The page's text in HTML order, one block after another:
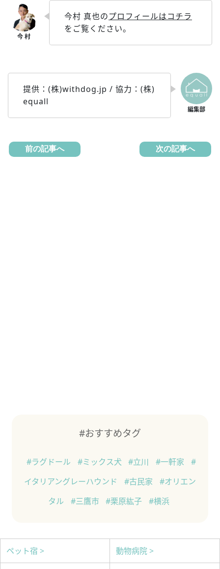
今村 真也のプロフィールはコチラ
をご覧ください。
提供：(株)withdog.jp / 協力：(株)
equall
前の記事へ 次の記事へ
#おすすめタグ
#ラグドール #ミックス犬 #立川 #一軒家
#
イタリアングレーハウンド
#古民家
#オリエン
タル
#三鷹市 #栗原紘子 #横浜
ペット宿 > 動物病院 >